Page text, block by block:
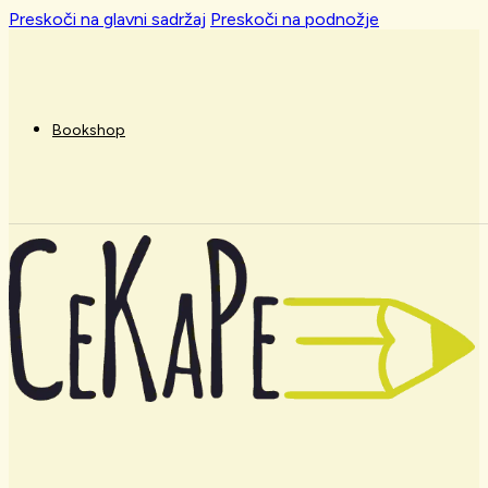
Preskoči na glavni sadržaj Preskoči na podnožje
Bookshop